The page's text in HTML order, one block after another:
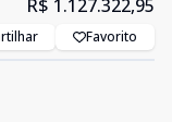
R$ 1.127.322,95
Favorito